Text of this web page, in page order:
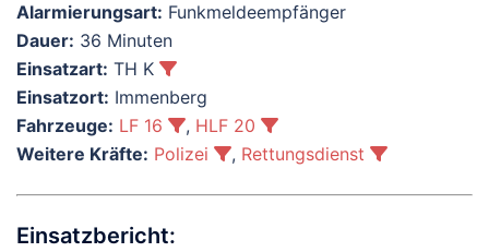
Alarmierungsart: Funkmeldeempfänger
Dauer: 36 Minuten
Einsatzart: TH K
Einsatzort: Immenberg
Fahrzeuge: LF 16 , HLF 20
Weitere Kräfte: Polizei , Rettungsdienst
Einsatzbericht: